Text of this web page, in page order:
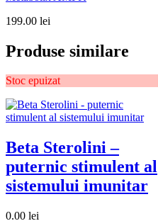
199.00 lei
Produse similare
Stoc epuizat
Beta Sterolini –
puternic stimulent al
sistemului imunitar
0.00 lei